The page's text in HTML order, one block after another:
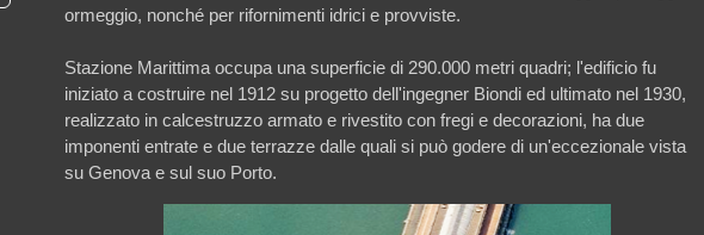
ormeggio, nonché per rifornimenti idrici e provviste.
Stazione Marittima occupa una superficie di 290.000 metri quadri; l'edificio fu
iniziato a costruire nel 1912 su progetto dell'ingegner Biondi ed ultimato nel 1930,
realizzato in calcestruzzo armato e rivestito con fregi e decorazioni, ha due
imponenti entrate e due terrazze dalle quali si può godere di un'eccezionale vista
su Genova e sul suo Porto.